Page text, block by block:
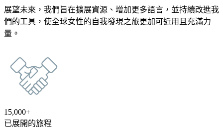
展望未來，我們旨在擴展資源、增加更多語言，並持續改進我
們的工具，使全球女性的自我發現之旅更加可近用且充滿力
量。
15,000+
已展開的旅程